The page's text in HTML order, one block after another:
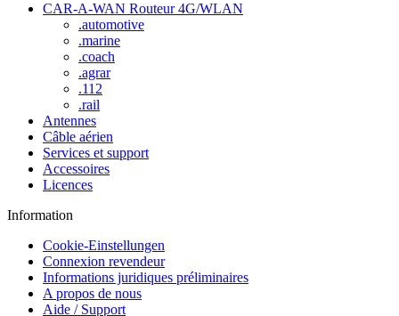
CAR-A-WAN Routeur 4G/WLAN
.automotive
.marine
.coach
.agrar
.112
.rail
Antennes
Câble aérien
Services et support
Accessoires
Licences
Information
Cookie-Einstellungen
Connexion revendeur
Informations juridiques préliminaires
A propos de nous
Aide / Support